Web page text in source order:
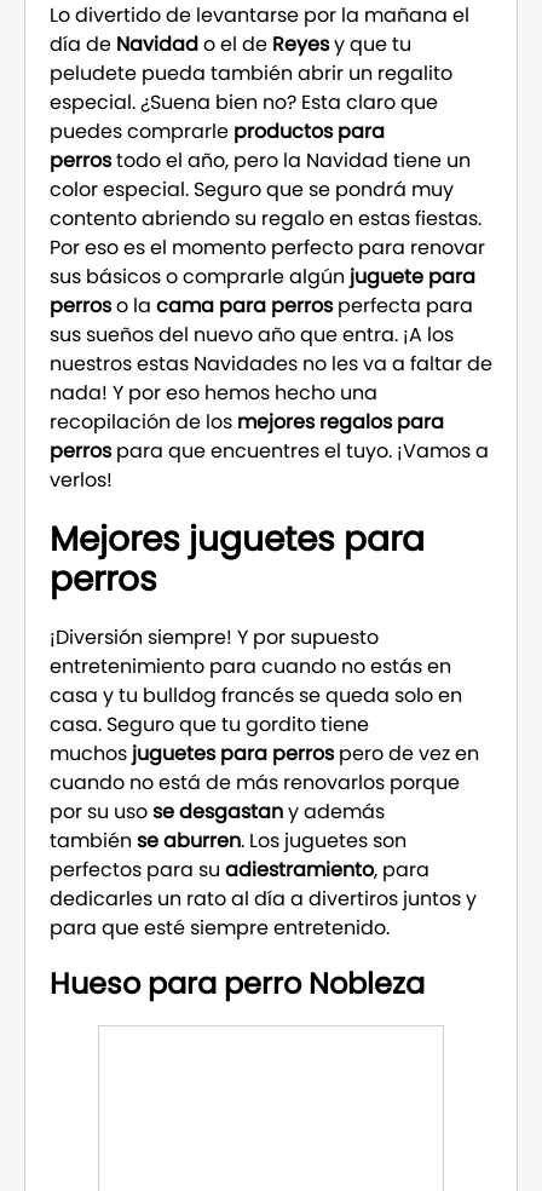
Lo divertido de levantarse por la mañana el
día de Navidado el de Reyesy que tu
peludete pueda también abrir un regalito
especial. ¿Suena bien no? Esta claro que
puedes comprarle productos para
perrostodo el año, pero la Navidad tiene un
color especial. Seguro que se pondrá muy
contento abriendo su regalo en estas fiestas.
Por eso es el momento perfecto para renovar
sus básicos o comprarle algún juguete para
perroso la cama para perrosperfecta para
sus sueños del nuevo año que entra. ¡A los
nuestros estas Navidades no les va a faltar de
nada! Y por eso hemos hecho una
recopilación de los mejores regalos para
perrospara que encuentres el tuyo. ¡Vamos a
verlos!
Mejores juguetes para
perros
¡Diversión siempre! Y por supuesto
entretenimiento para cuando no estás en
casa y tu bulldog francés se queda solo en
casa. Seguro que tu gordito tiene
muchos juguetes para perrospero de vez en
cuando no está de más renovarlos porque
por su usose desgastany además
tambiénse aburren. Los juguetes son
perfectos para su adiestramiento, para
dedicarles un rato al día a divertiros juntos y
para que esté siempre entretenido.
Hueso para perro Nobleza